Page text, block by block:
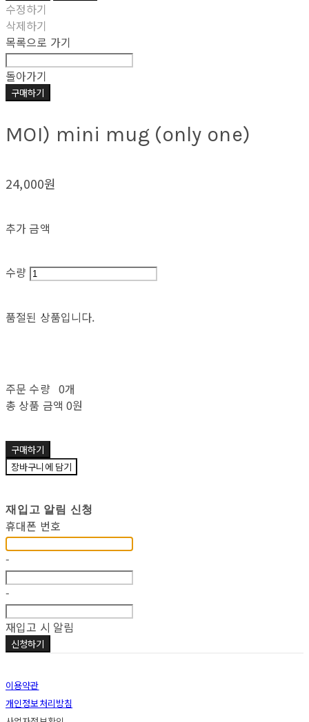
수정하기
삭제하기
목록으로 가기
돌아가기
구매하기
MOI) mini mug (only one)
24,000원
추가 금액
수량
품절된 상품입니다.
주문 수량 0개
총 상품 금액 0원
구매하기
장바구니에 담기
재입고 알림 신청
휴대폰 번호
-
-
재입고 시 알림
신청하기
이용약관
개인정보처리방침